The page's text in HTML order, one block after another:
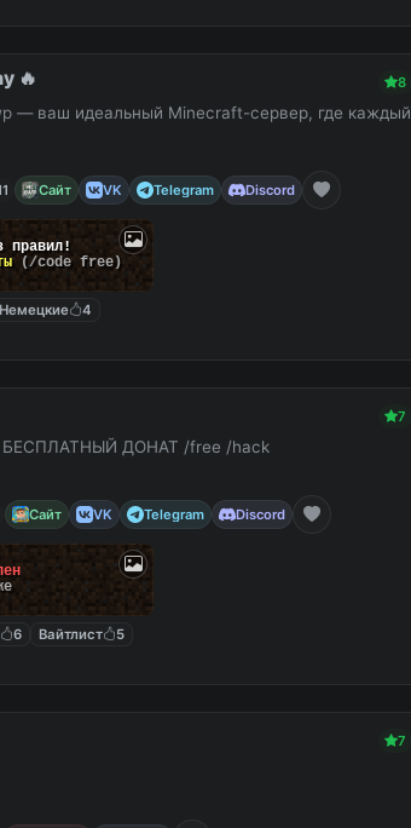
🔥 8
— ваш идеальный Minecraft-сервер, где каждый
Сайт VK Telegram Discord
правил!
(/code free)
Немецкие
4
7
БЕСПЛАТНЫЙ ДОНАТ /free /hack
Сайт VK Telegram Discord
6 Вайтлист
5
7